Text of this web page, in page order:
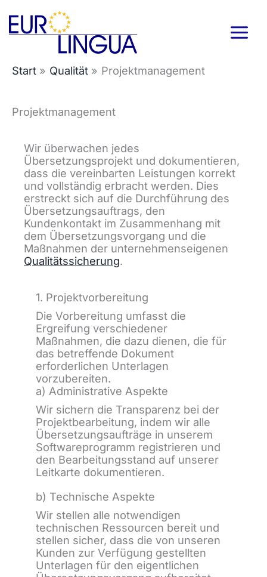
Inhalt
springen
Start Qualität Projektmanagement
Projektmanagement
Wir überwachen jedes
Übersetzungsprojekt und dokumentieren,
dass die vereinbarten Leistungen korrekt
und vollständig erbracht werden. Dies
erstreckt sich auf die Durchführung des
Übersetzungsauftrags, den
Kundenkontakt im Zusammenhang mit
dem Übersetzungsvorgang und die
Maßnahmen der unternehmenseigenen
Qualitätssicherung.
1. Projektvorbereitung
Die Vorbereitung umfasst die
Ergreifung verschiedener
Maßnahmen, die dazu dienen, die für
das betreffende Dokument
erforderlichen Unterlagen
vorzubereiten.
a) Administrative Aspekte
Wir sichern die Transparenz bei der
Projektbearbeitung, indem wir alle
Übersetzungsaufträge in unserem
Softwareprogramm registrieren und
den Bearbeitungsstand auf unserer
Leitkarte dokumentieren.
b) Technische Aspekte
Wir stellen alle notwendigen
technischen Ressourcen bereit und
stellen sicher, dass die von unseren
Kunden zur Verfügung gestellten
Unterlagen für den eigentlichen